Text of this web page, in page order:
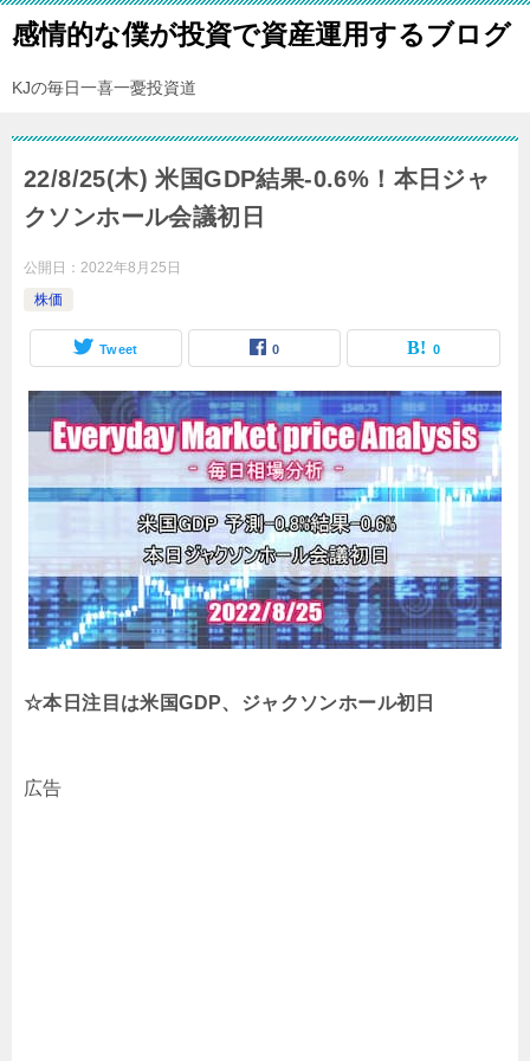
感情的な僕が投資で資産運用するブログ
KJの毎日一喜一憂投資道
22/8/25(木) 米国GDP結果-0.6%！本日ジャ
クソンホール会議初日
公開日： 2022年8月25日
株価
Tweet 0 0
☆本日注目は米国GDP、ジャクソンホール初日
広告